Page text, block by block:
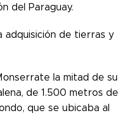
del Paraguay.
adquisición de tierras y
la mitad de su
de 1.500 metros de
que se ubicaba al